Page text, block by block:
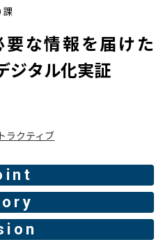
課
要な情報を届けた
ジタル化実証
ラクティブ